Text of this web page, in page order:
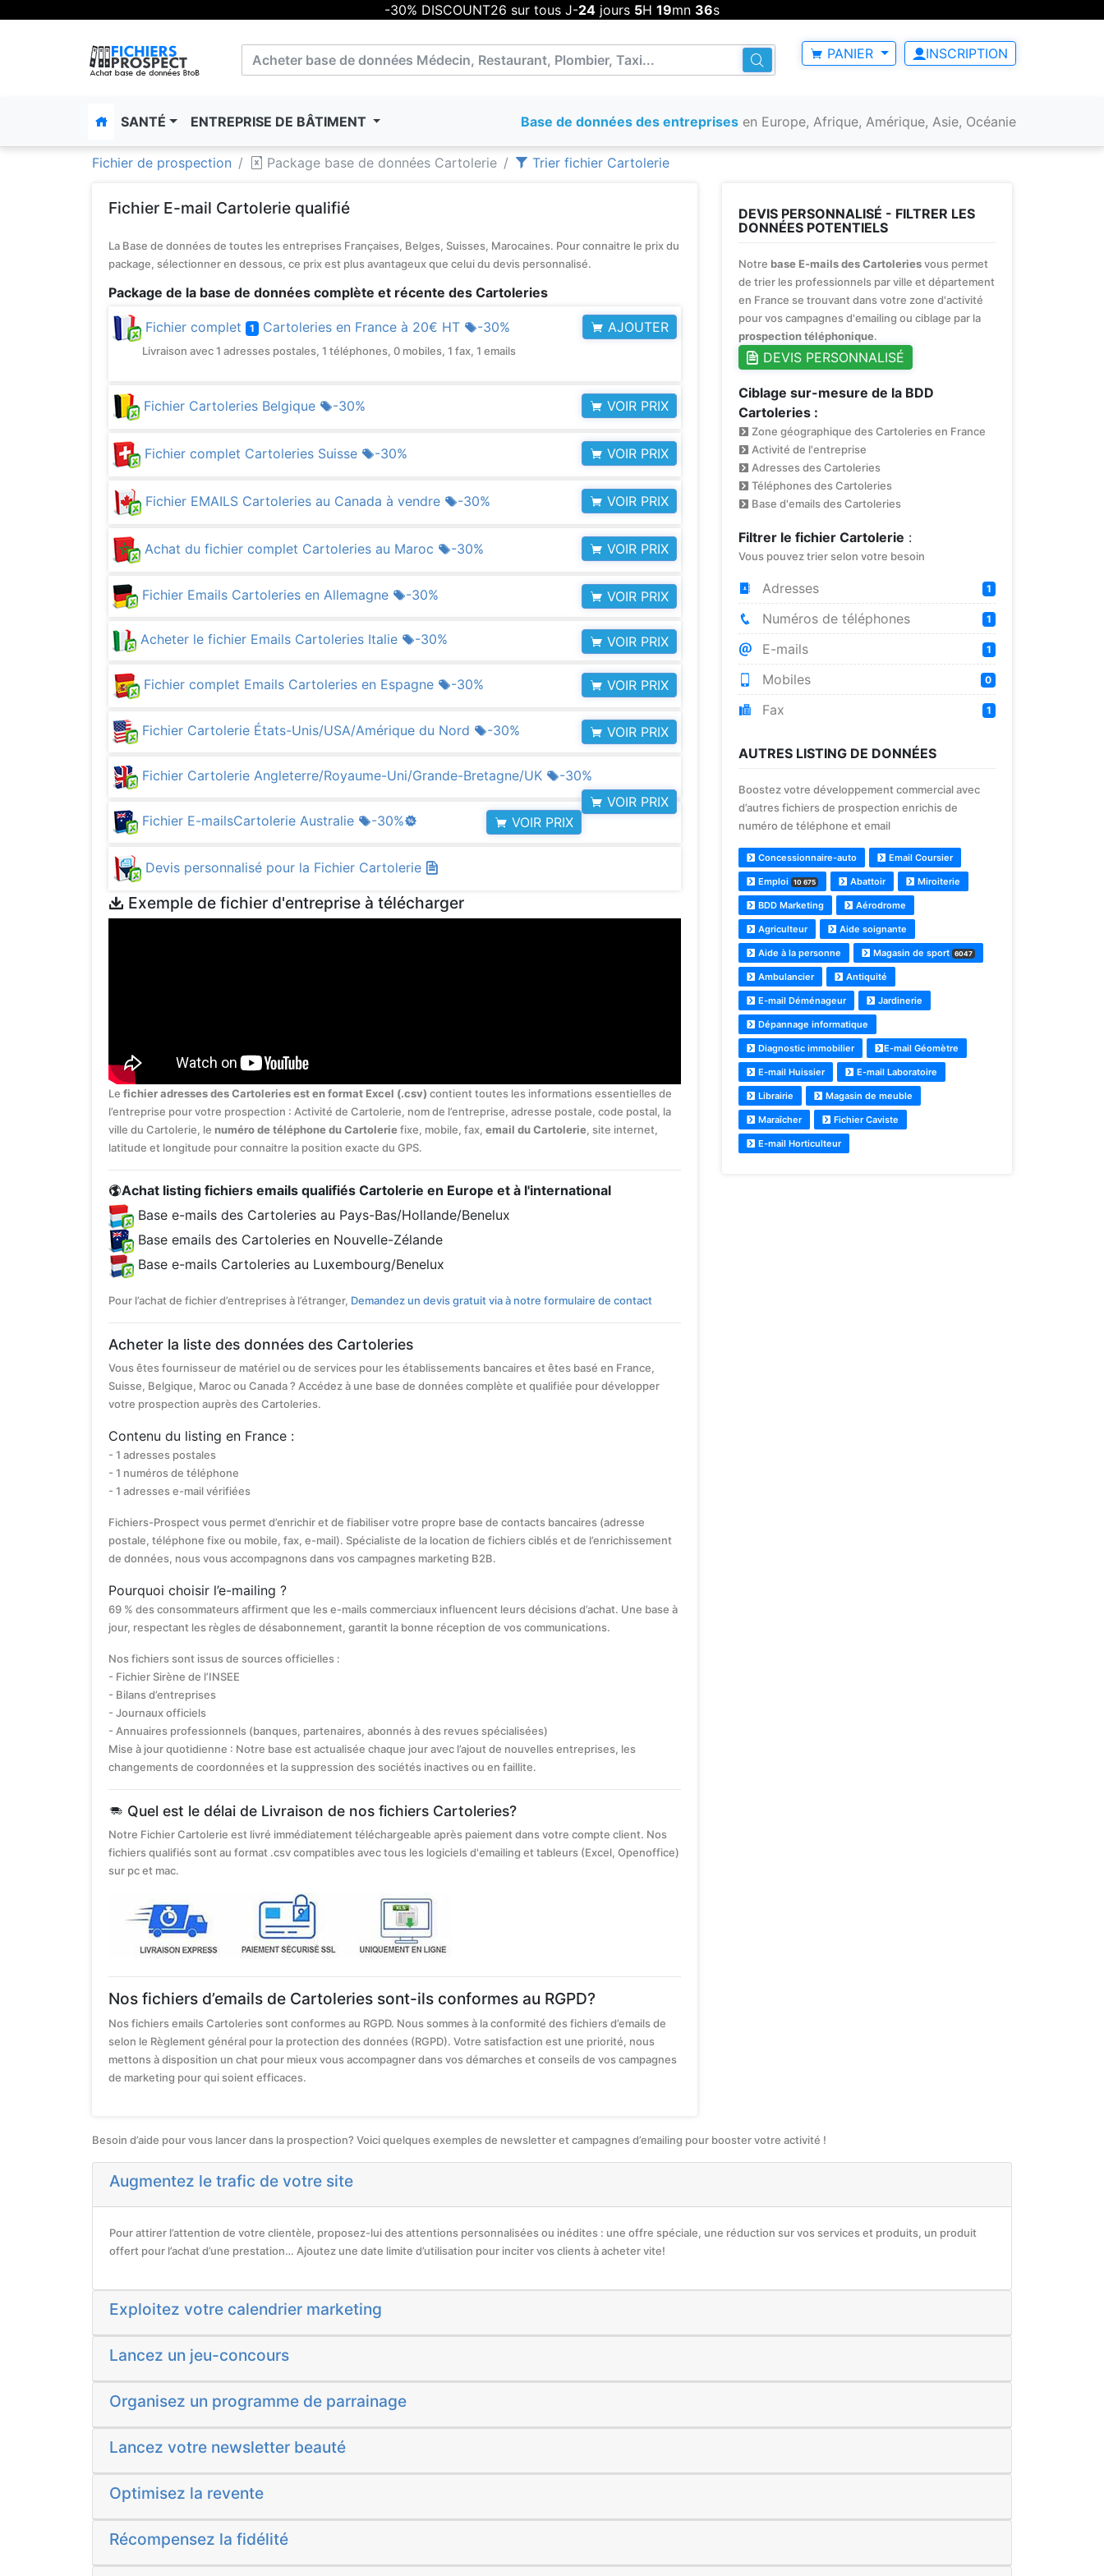
-30% DISCOUNT26 sur tous J-24 jours 5H19mn 35s
PANIER INSCRIPTION
SANTÉ ENTREPRISE DE BÂTIMENT Base de données des entreprises en Europe, Afrique, Amérique, Asie, Océanie
Fichier de prospection Package base de données Cartolerie Trier fichier Cartolerie
Fichier E-mail Cartolerie qualifié
La Base de données de toutes les entreprises Françaises, Belges, Suisses, Marocaines. Pour connaitre le prix du
package, sélectionner en dessous, ce prix est plus avantageux que celui du devis personnalisé.
Package de la base de données complète et récente des Cartoleries
Fichier complet 1 Cartoleries en France à 20€ HT -30% AJOUTER
Livraison avec 1 adresses postales, 1 téléphones, 0 mobiles, 1 fax, 1 emails
Fichier Cartoleries Belgique -30% VOIR PRIX
Fichier complet Cartoleries Suisse -30% VOIR PRIX
Fichier EMAILS Cartoleries au Canada à vendre -30% VOIR PRIX
Achat du fichier complet Cartoleries au Maroc -30% VOIR PRIX
Fichier Emails Cartoleries en Allemagne -30% VOIR PRIX
Acheter le fichier Emails Cartoleries Italie -30% VOIR PRIX
Fichier complet Emails Cartoleries en Espagne -30% VOIR PRIX
Fichier Cartolerie États-Unis/USA/Amérique du Nord -30% VOIR PRIX
Fichier Cartolerie Angleterre/Royaume-Uni/Grande-Bretagne/UK
-30%
VOIR PRIX
Fichier E-mailsCartolerie Australie
-30% VOIR PRIX
Devis personnalisé pour la Fichier Cartolerie
Exemple de fichier d'entreprise à télécharger
Le fichier adresses des Cartoleries est en format Excel (.csv) contient toutes les informations essentielles de
l’entreprise pour votre prospection : Activité de Cartolerie, nom de l’entreprise, adresse postale, code postal, la
ville du Cartolerie, le numéro de téléphone du Cartoleriefixe, mobile, fax, email du Cartolerie, site internet,
latitude et longitude pour connaitre la position exacte du GPS.
Achat listing fichiers emails qualifiés Cartolerie en Europe et à l'international
Base e-mails des Cartoleries au Pays-Bas/Hollande/Benelux
Base emails des Cartoleries en Nouvelle-Zélande
Base e-mails Cartoleries au Luxembourg/Benelux
Pour l’achat de fichier d’entreprises à l’étranger, Demandez un devis gratuit via à notre formulaire de contact
Acheter la liste des données des Cartoleries
Vous êtes fournisseur de matériel ou de services pour les établissements bancaires et êtes basé en France,
Suisse, Belgique, Maroc ou Canada ? Accédez à une base de données complète et qualifiée pour développer
votre prospection auprès des Cartoleries.
Contenu du listing en France :
- 1 adresses postales
- 1 numéros de téléphone
- 1 adresses e-mail vérifiées
Fichiers-Prospect vous permet d’enrichir et de fiabiliser votre propre base de contacts bancaires (adresse
postale, téléphone fixe ou mobile, fax, e-mail). Spécialiste de la location de fichiers ciblés et de l’enrichissement
de données, nous vous accompagnons dans vos campagnes marketing B2B.
Pourquoi choisir l’e-mailing ?
69 % des consommateurs affirment que les e-mails commerciaux influencent leurs décisions d’achat. Une base à
jour, respectant les règles de désabonnement, garantit la bonne réception de vos communications.
Nos fichiers sont issus de sources officielles :
- Fichier Sirène de l’INSEE
- Bilans d’entreprises
- Journaux officiels
- Annuaires professionnels (banques, partenaires, abonnés à des revues spécialisées)
Mise à jour quotidienne : Notre base est actualisée chaque jour avec l’ajout de nouvelles entreprises, les
changements de coordonnées et la suppression des sociétés inactives ou en faillite.
Quel est le délai de Livraison de nos fichiers Cartoleries?
Notre Fichier Cartolerie est livré immédiatement téléchargeable après paiement dans votre compte client. Nos
fichiers qualifiés sont au format .csv compatibles avec tous les logiciels d'emailing et tableurs (Excel, Openoffice)
sur pc et mac.
Nos fichiers d’emails de Cartoleries sont-ils conformes au RGPD?
Nos fichiers emails Cartoleries sont conformes au RGPD. Nous sommes à la conformité des fichiers d’emails de
selon le Règlement général pour la protection des données (RGPD). Votre satisfaction est une priorité, nous
mettons à disposition un chat pour mieux vous accompagner dans vos démarches et conseils de vos campagnes
de marketing pour qui soient efficaces.
DEVIS PERSONNALISÉ - FILTRER LES
DONNÉES POTENTIELS
Notre base E-mails des Cartoleriesvous permet
de trier les professionnels par ville et département
en France se trouvant dans votre zone d'activité
pour vos campagnes d'emailing ou ciblage par la
prospection téléphonique.
DEVIS PERSONNALISÉ
Ciblage sur-mesure de la BDD
Cartoleries :
Zone géographique des Cartoleries en France
Activité de l'entreprise
Adresses des Cartoleries
Téléphones des Cartoleries
Base d'emails des Cartoleries
Filtrer le fichier Cartolerie :
Vous pouvez trier selon votre besoin
Adresses 1
Numéros de téléphones 1
E-mails 1
Mobiles 0
Fax 1
AUTRES LISTING DE DONNÉES
Boostez votre développement commercial avec
d’autres fichiers de prospection enrichis de
numéro de téléphone et email
Concessionnaire-auto Email Coursier
Emploi 10 675 Abattoir Miroiterie
BDD Marketing Aérodrome
Agriculteur Aide soignante
Aide à la personne Magasin de sport 6047
Ambulancier Antiquité
E-mail Déménageur Jardinerie
Dépannage informatique
Diagnostic immobilier E-mail Géomètre
E-mail Huissier E-mail Laboratoire
Librairie Magasin de meuble
Maraîcher Fichier Caviste
E-mail Horticulteur
Besoin d’aide pour vous lancer dans la prospection? Voici quelques exemples de newsletter et campagnes d’emailing pour booster votre activité !
Augmentez le trafic de votre site
Pour attirer l’attention de votre clientèle, proposez-lui des attentions personnalisées ou inédites : une offre spéciale, une réduction sur vos services et produits, un produit
offert pour l’achat d’une prestation… Ajoutez une date limite d’utilisation pour inciter vos clients à acheter vite!
Exploitez votre calendrier marketing
Lancez un jeu-concours
Organisez un programme de parrainage
Lancez votre newsletter beauté
Optimisez la revente
Récompensez la fidélité